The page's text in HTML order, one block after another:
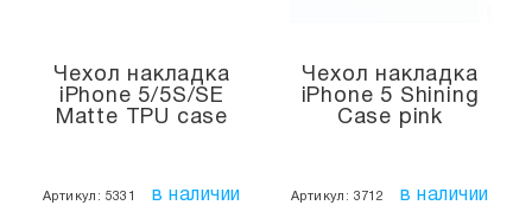
Чехол накладка
iPhone 5/5S/SE
Matte TPU case
Артикул: 5331 в наличии
Чехол накладка
iPhone 5 Shining
Case pink
Артикул: 3712 в наличии